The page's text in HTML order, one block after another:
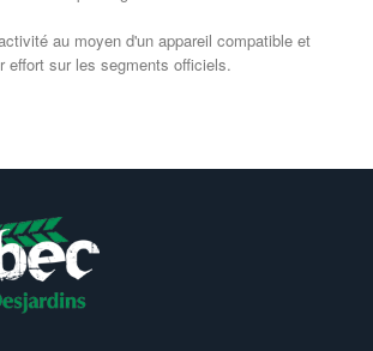
au moyen d'un appareil compatible et
effort sur les segments officiels.